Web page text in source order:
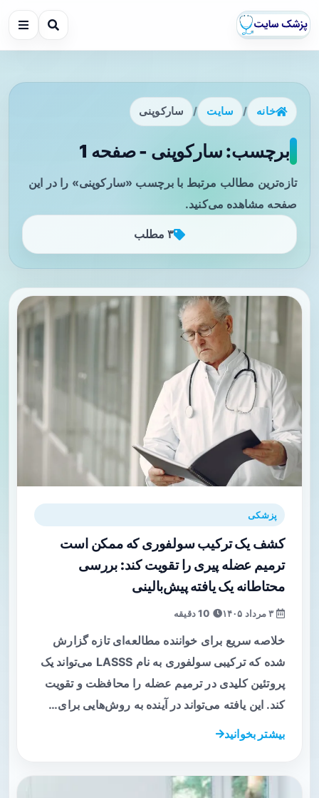
خانه / سایت / سارکوپنی
برچسب: سارکوپنی - صفحه 1
تازه‌ترین مطالب مرتبط با برچسب «سارکوپنی» را در این
صفحه مشاهده می‌کنید.
۳ مطلب
پزشکی
کشف یک ترکیب سولفوری که ممکن است
ترمیم عضله پیری را تقویت کند: بررسی
محتاطانه یک یافته پیش‌بالینی
خلاصه سریع برای خواننده مطالعه‌ای تازه گزارش
شده که ترکیبی سولفوری به نام LASSS می‌تواند یک
پروتئین کلیدی در ترمیم عضله را محافظت و تقویت
کند. این یافته می‌تواند در آینده به روش‌هایی برای…
بیشتر بخوانید